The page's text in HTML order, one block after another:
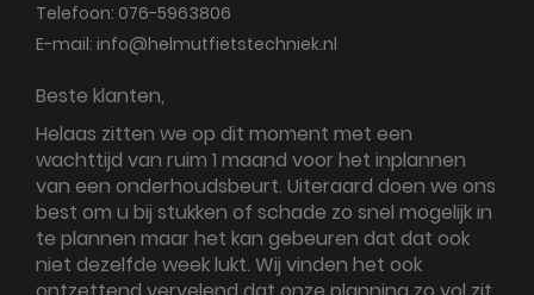
Telefoon: 076-5963806
E-mail: info@helmutfietstechniek.nl
Beste klanten,
Helaas zitten we op dit moment met een
wachttijd van ruim 1 maand voor het inplannen
van een onderhoudsbeurt. Uiteraard doen we ons
best om u bij stukken of schade zo snel mogelijk in
te plannen maar het kan gebeuren dat dat ook
niet dezelfde week lukt. Wij vinden het ook